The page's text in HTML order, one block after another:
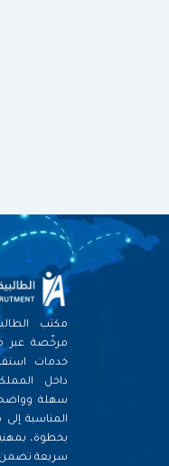
مكتب
مرخّصة عبر
خدمات
داخل
سهلة
المناسبة
بخطوة،
سريعة تضمن